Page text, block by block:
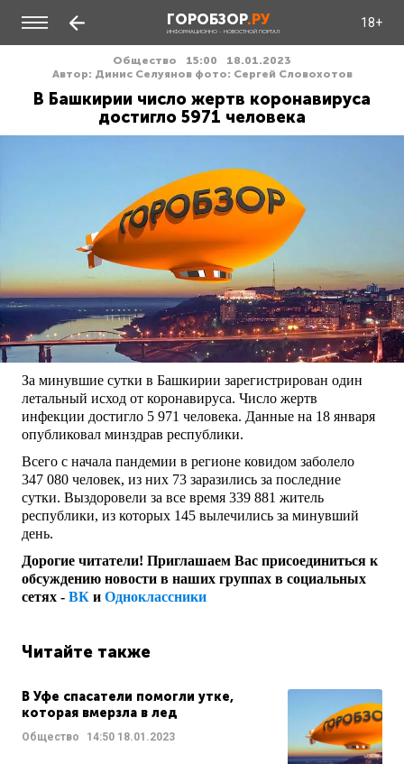
ГОРОБЗОР.РУ
ИНФОРМАЦИОННО - НОВОСТНОЙ ПОРТАЛ
18+
Общество 15:00
18.01.2023
Автор: Динис Селуянов фото: Сергей Словохотов
В Башкирии число жертв коронавируса
достигло 5971 человека
За минувшие сутки в Башкирии зарегистрирован один
летальный исход от коронавируса. Число жертв
инфекции достигло 5 971 человека. Данные на 18 января
опубликовал минздрав республики.
Всего с начала пандемии в регионе ковидом заболело
347 080 человек, из них 73 заразились за последние
сутки. Выздоровели за все время 339 881 житель
республики, из которых 145 вылечились за минувший
день.
Дорогие читатели! Приглашаем Вас присоединиться к
обсуждению новости в наших группах в социальных
сетях - ВК и Одноклассники
Читайте также
В Уфе спасатели помогли утке,
которая вмерзла в лед
Общество 14:50 18.01.2023